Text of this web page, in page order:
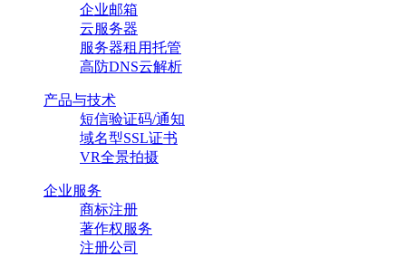
企业邮箱
云服务器
服务器租用托管
高防DNS云解析
产品与技术
短信验证码/通知
域名型SSL证书
VR全景拍摄
企业服务
商标注册
著作权服务
注册公司